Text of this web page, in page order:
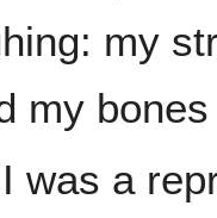
my
my
I was a